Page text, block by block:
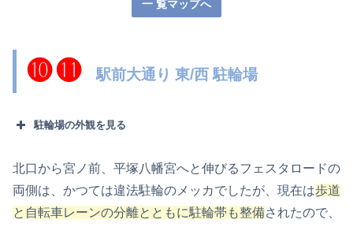
一 覧マップへ
❿⓫駅前大通り 東/西 駐輪場
駐輪場の外観を見る
北口から宮ノ前、平塚八幡宮へと伸びるフェスタロードの
両側は、かつては違法駐輪のメッカでしたが、現在は歩道
と自転車レーンの分離とともに駐輪帯も整備されたので、